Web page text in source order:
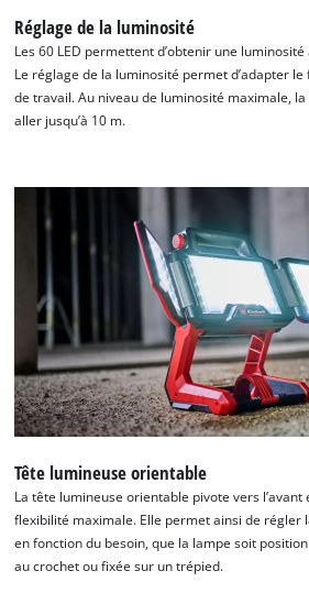
visitor. The website
the site with their
to the list of
Réglage de la luminosité
Les 60 LED permettent d’obtenir une
Le réglage de la luminosité permet d’adapter
de travail. Au niveau de luminosité maximale,
aller jusqu’à 10 m.
Tête lumineuse orientable
La tête lumineuse orientable pivote vers l’avant
flexibilité maximale. Elle permet ainsi de régler
en fonction du besoin, que la lampe soit
au crochet ou fixée sur un trépied.